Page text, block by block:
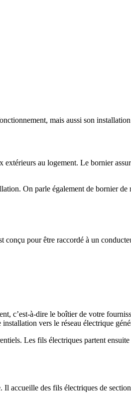
mais aussi son
au logement. Le bornier
On parle également de bornier de
conçu pour être raccordé à un
c’est-à-dire le boîtier de votre
vers le réseau électrique
Les fils électriques partent ensuite
accueille des fils électriques de